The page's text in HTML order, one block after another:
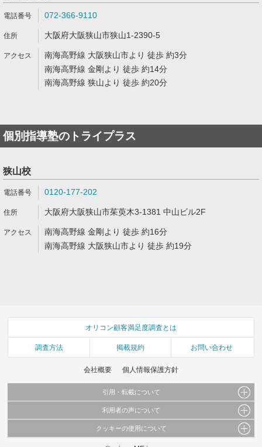
072-366-9110
大阪府大阪狭山市狭山1-2390-5
南海高野線 大阪狭山市より 徒歩 約3分
南海高野線 金剛より 徒歩 約14分
南海高野線 狭山より 徒歩 約20分
個別指導塾のトライプラス
狭山校
0120-177-202
大阪府大阪狭山市茱萸木3-1381 中山ビル2F
南海高野線 金剛より 徒歩 約16分
南海高野線 大阪狭山市より 徒歩 約19分
オリコン顧客満足度調査とは
調査方法 掲載規約 お問い合わせ
会社概要 個人情報保護方針
引用・転載について
当サイトで公開されている情報（文字、写真、イラスト、画像データ等）及びこれらの配
これらの情報を権利者の許可なく無断転載・複製などの二次利用を行うことは固く禁じて
利用者の声について
当サイトに掲載している内容はすべてサービスの利用者が提出された見解・感想です。
クッキーの使用について